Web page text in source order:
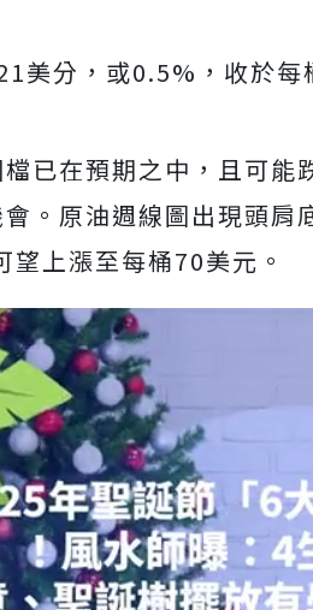
美分，或0.5%，收於
已在預期之中，且可能
。原油週線圖出現頭肩
上漲至每桶70美元。